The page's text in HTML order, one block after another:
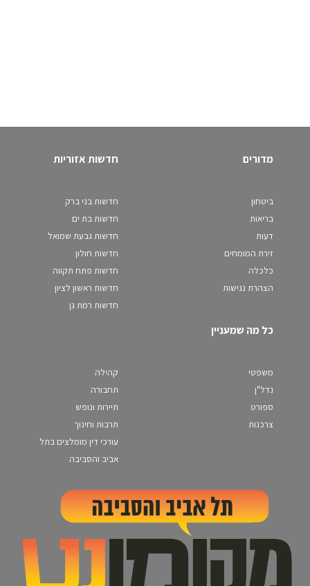
מדורים
ביטחון
בריאות
דעות
זירת המומחים
כלכלה
הצהרת נגישות
חדשות אזוריות
חדשות בני ברק
חדשות בת ים
חדשות גבעת שמואל
חדשות חולון
חדשות פתח תקווה
חדשות ראשון לציון
חדשות רמת גן
כל מה שמעניין
משפטי
נדל"ן
ספורט
צרכנות
קהילה
תחבורה
תיירות ונופש
תרבות וחינוך
עורכי דין מומלצים בתל
אביב והסביבה